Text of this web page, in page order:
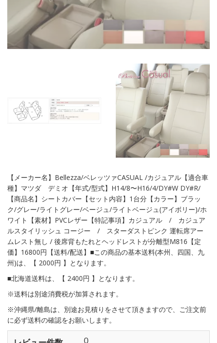
【メーカー名】Bellezza/ベレッツァCASUAL /カジュアル【適合車
種】マツダ デミオ【年式/型式】H14/8〜H16/4/DY#W DY#R/
【商品名】シートカバー【セット内容】1台分【カラー】ブラッ
ク/グレー/ライトグレー/ベージュ/ライトベージュ(アイボリー)/ホ
ワイト【素材】PVCレザー【特記事項】カジュアル / カジュア
ルスタイリッシュ コージー / スターダストピンク 運転席アー
ムレスト無し / 後席背もたれとヘッドレストが分離型M816【定
価】16800円【送料/配送】■この商品の基本送料(本州、四国、九
州)は、【 2000円 】となります。
■北海道送料は、【 2400円 】となります。
※送料は別途消費税が加算されます。
※沖縄県/離島は、別途お見積りをさせて頂きますので、ご注文前
に必ず送料の確認をお願いします。
0